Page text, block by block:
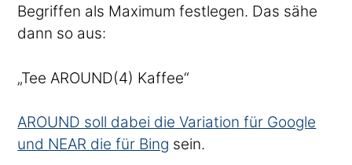
Begriffen als Maximum festlegen. Das sähe
dann so aus:
„Tee AROUND(4) Kaffee“
AROUND soll dabei die Variation für Google
und NEAR die für Bing sein.